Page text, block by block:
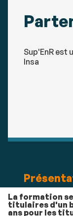
Sup'EnR est
Insa
La formation
titulaires d'un
ans pour les